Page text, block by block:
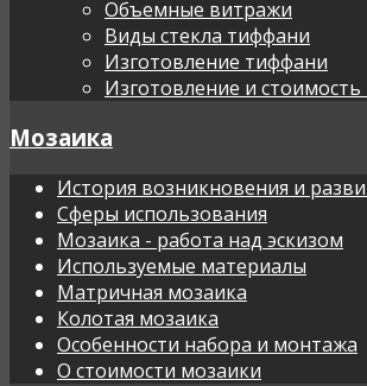
Объемные витражи
Виды стекла тиффани
Изготовление тиффани
Изготовление и
Мозаика
История возникновения и
Сферы использования
Мозаика - работа над эскизом
Используемые материалы
Матричная мозаика
Колотая мозаика
Особенности набора и монтажа
О стоимости мозаики